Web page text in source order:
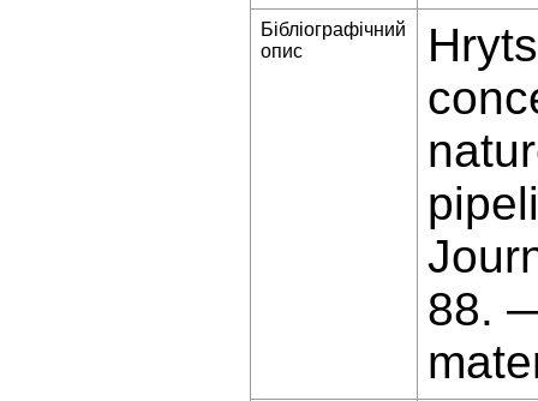
Бібліографічний
опис
88.